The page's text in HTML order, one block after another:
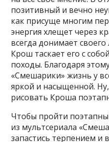
позитивный и вечно
как присуще многим
энергия хлещет через
всегда донимает
Крош таскает его с
походы. Благодаря
«Смешарики» жизнь у
яркой и насыщенной.
рисовать Кроша
Чтобы пройти
из мультсериала
запастись терпением и